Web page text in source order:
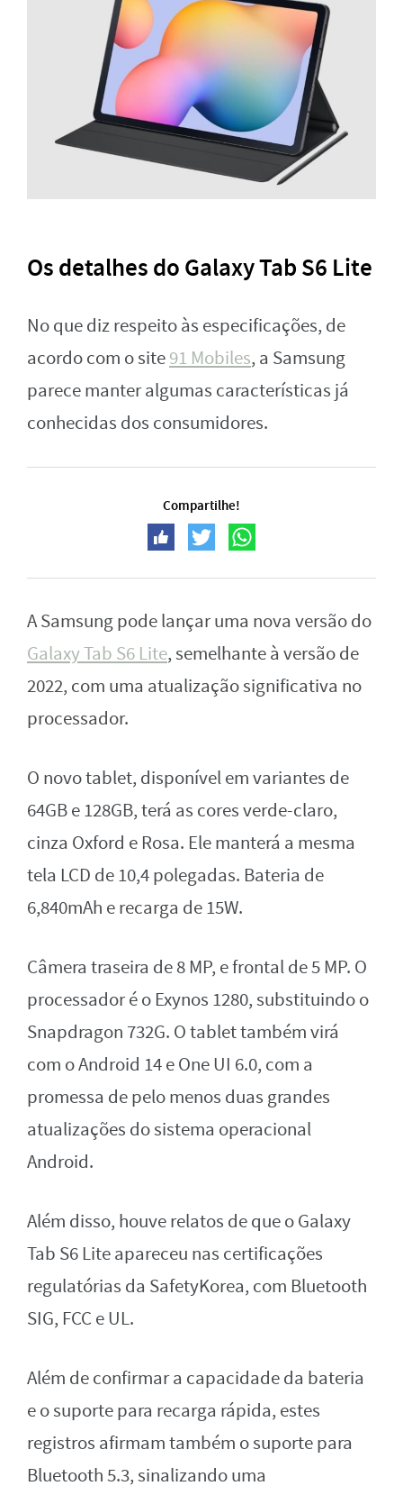
Os detalhes do Galaxy Tab S6 Lite
No que diz respeito às especificações, de
acordo com o site91 Mobiles, a Samsung
parece manter algumas características já
conhecidas dos consumidores.
Compartilhe!
A Samsung pode lançar uma nova versão do
Galaxy Tab S6 Lite, semelhante à versão de
2022, com uma atualização significativa no
processador.
O novo tablet, disponível em variantes de
64GB e 128GB, terá as cores verde-claro,
cinza Oxford e Rosa. Ele manterá a mesma
tela LCD de 10,4 polegadas. Bateria de
6,840mAh e recarga de 15W.
Câmera traseira de 8 MP, e frontal de 5 MP. O
processador é o Exynos 1280, substituindo o
Snapdragon 732G. O tablet também virá
com o Android 14 e One UI 6.0, com a
promessa de pelo menos duas grandes
atualizações do sistema operacional
Android.
Além disso, houve relatos de que o Galaxy
Tab S6 Lite apareceu nas certificações
regulatórias da SafetyKorea, com Bluetooth
SIG, FCC e UL.
Além de confirmar a capacidade da bateria
e o suporte para recarga rápida, estes
registros afirmam também o suporte para
Bluetooth 5.3, sinalizando uma